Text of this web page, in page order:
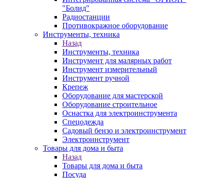
"Болид"
Радиостанции
Противокражное оборудование
Инструменты, техника
Назад
Инструменты, техника
Инструмент для малярных работ
Инструмент измерительный
Инструмент ручной
Крепеж
Оборудование для мастерской
Оборудование строительное
Оснастка для электроинструмента
Спецодежда
Садовый бензо и электроинструмент
Электроинструмент
Товары для дома и быта
Назад
Товары для дома и быта
Посуда